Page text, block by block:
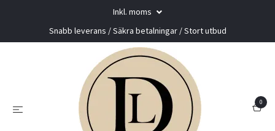
Inkl. moms
Snabb leverans / Säkra betalningar / Stort utbud
0